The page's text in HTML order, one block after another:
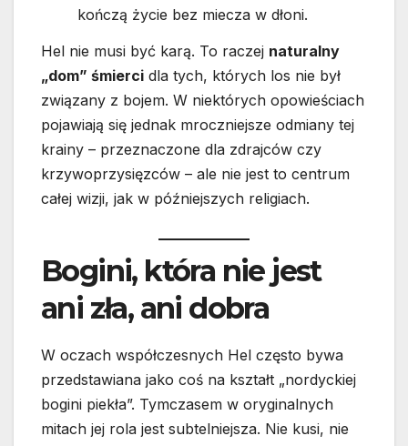
kończą życie bez miecza w dłoni.
Hel nie musi być karą. To raczej naturalny
„dom” śmierci dla tych, których los nie był
związany z bojem. W niektórych opowieściach
pojawiają się jednak mroczniejsze odmiany tej
krainy – przeznaczone dla zdrajców czy
krzywoprzysięzców – ale nie jest to centrum
całej wizji, jak w późniejszych religiach.
Bogini, która nie jest
ani zła, ani dobra
W oczach współczesnych Hel często bywa
przedstawiana jako coś na kształt „nordyckiej
bogini piekła”. Tymczasem w oryginalnych
mitach jej rola jest subtelniejsza. Nie kusi, nie